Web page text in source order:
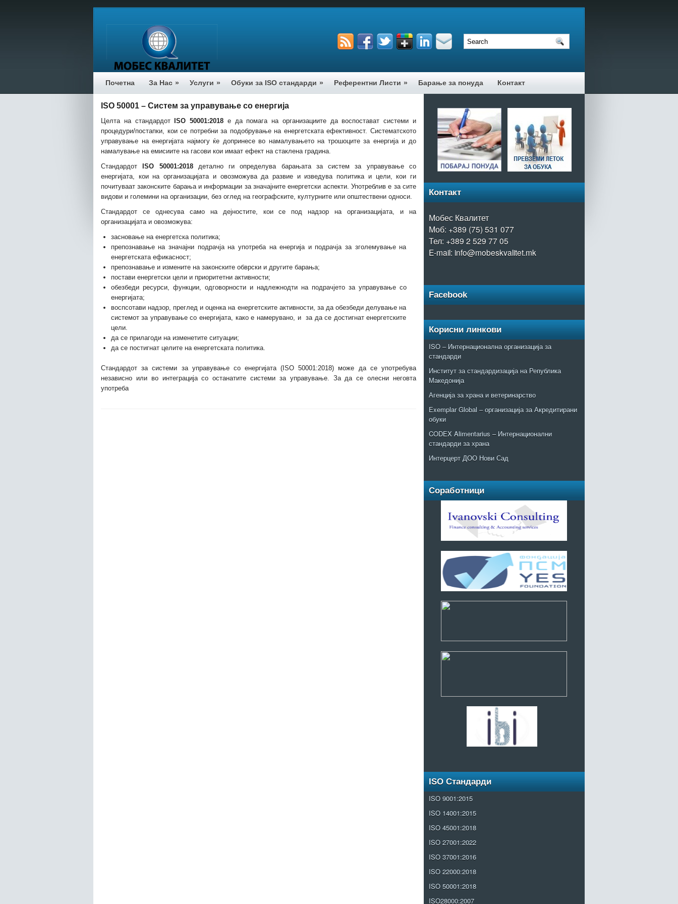
Почетна За Нас » Услуги » Обуки за ISO стандарди » Референтни Листи » Барање за понуда Контакт
ISO 50001 – Систем за управување со енергија
Целта на стандардот ISO 50001:2018 е да помага на организациите да воспостават системи и
процедури/постапки, кои се потребни за подобрување на енергетската ефективност. Систематското
управување на енергијата најмогу ќе допринесе во намалувањето на трошоците за енергија и до
намалување на емисиите на гасови кои имаат ефект на стаклена градина.
Стандардот
ISO 50001:2018детално ги определува барањата за систем за управување со
енергијата, кои на организацијата и овозможува да развие и изведува политика и цели, кои ги
почитуваат законските барања и информации за значајните енергетски аспекти. Употреблив е за сите
видови и големини на организации, без оглед на географските, културните или општествени односи.
Стандардот се однесува само на дејностите, кои се под надзор на организацијата, и на
организацијата и овозможува:
засновање на енергетска политика;
препознавање на значајни подрачја на употреба на енергија и подрачја за зголемување на
енергетската ефикасност;
препознавање и измените на законските обврски и другите барања;
постави енергетски цели и приоритетни активности;
обезбеди ресурси, функции, одговорности и надлежнодти на подрачјето за управување со
енергијата;
воспсотави надзор, преглед и оценка на енергетските активности, за да обезбеди делување на
системот за управување со енергијата, како е намерувано, и за да се достигнат енергетските
цели.
да се прилагоди на изменетите ситуации;
да се постигнат целите на енергетската политика.
Стандардот за системи за управување со енергијата (ISO 50001:2018) може да се употребува
независно или во интеграција со останатите системи за управување. За да се олесни неговта
употреба
Контакт
Мобес Квалитет
Моб: +389 (75) 531 077
Тел: +389 2 529 77 05
E-mail: info@mobeskvalitet.mk
Facebook
Корисни линкови
ISO – Интернационална организација за
стандарди
Институт за стандардизација на Република
Македонија
Агенција за храна и ветеринарство
Exemplar Global – организација за Акредитирани
обуки
CODEX Alimentarius – Интернационални
стандарди за храна
Интерцерт ДОО Нови Сад
Соработници
ISO Стандарди
ISO 9001:2015
ISO 14001:2015
ISO 45001:2018
ISO 27001:2022
ISO 37001:2016
ISO 22000:2018
ISO 50001:2018
ISO28000:2007